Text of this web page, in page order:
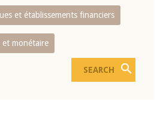
et établissements financiers
et monétaire